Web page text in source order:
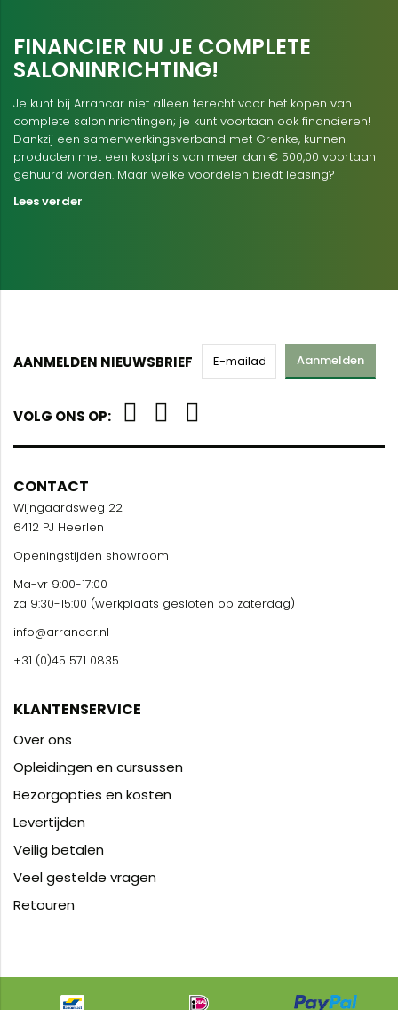
FINANCIER NU JE COMPLETE
SALONINRICHTING!
Je kunt bij Arrancar niet alleen terecht voor het kopen van
complete saloninrichtingen; je kunt voortaan ook financieren!
Dankzij een samenwerkingsverband met Grenke, kunnen
producten met een kostprijs van meer dan € 500,00 voortaan
gehuurd worden. Maar welke voordelen biedt leasing?
Lees verder
AANMELDEN NIEUWSBRIEF Aanmelden
VOLG ONS OP:
CONTACT
Wijngaardsweg 22
6412 PJ Heerlen
Openingstijden showroom
Ma-vr 9:00-17:00
za 9:30-15:00 (werkplaats gesloten op zaterdag)
info@arrancar.nl
+31 (0)45 571 0835
KLANTENSERVICE
Over ons
Opleidingen en cursussen
Bezorgopties en kosten
Levertijden
Veilig betalen
Veel gestelde vragen
Retouren